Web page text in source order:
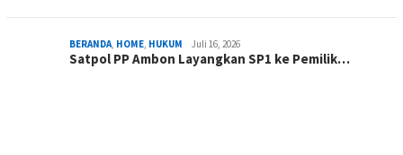
BERANDA, HOME, HUKUM Juli 16, 2026
Satpol PP Ambon Layangkan SP1 ke Pemilik…